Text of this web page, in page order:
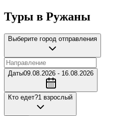
Туры в Ружаны
Выберите город отправления
Даты09.08.2026 - 16.08.2026
Кто едет?1 взрослый